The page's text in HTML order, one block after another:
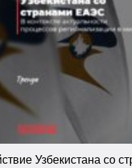
Узбекистана со